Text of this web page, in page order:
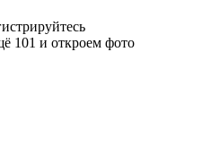
101 и откроем фото